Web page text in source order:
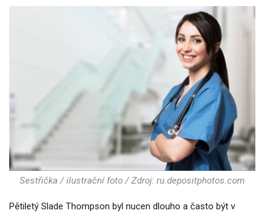
Sestřička / ilustrační foto / Zdroj: ru.depositphotos.com
Pětiletý Slade Thompson byl nucen dlouho a často být v